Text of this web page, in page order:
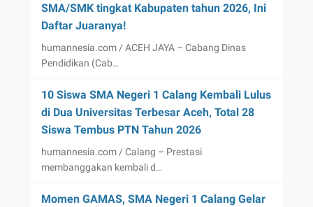
SMA/SMK tingkat Kabupaten tahun 2026, Ini
Daftar Juaranya!
humannesia.com / ACEH JAYA – Cabang Dinas
Pendidikan (Cab…
10 Siswa SMA Negeri 1 Calang Kembali Lulus
di Dua Universitas Terbesar Aceh, Total 28
Siswa Tembus PTN Tahun 2026
humannesia.com / Calang – Prestasi
membanggakan kembali d…
Momen GAMAS, SMA Negeri 1 Calang Gelar